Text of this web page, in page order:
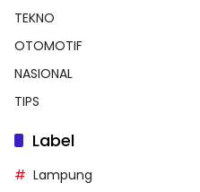
TEKNO
OTOMOTIF
NASIONAL
TIPS
Label
Lampung